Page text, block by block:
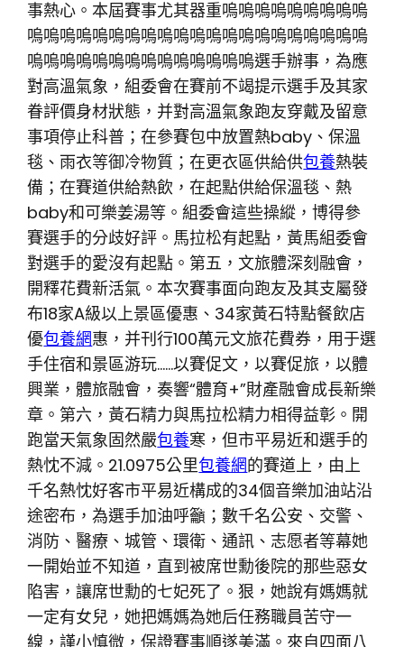
事熱心。本屆賽事尤其器重嗚嗚嗚嗚嗚嗚嗚嗚嗚
嗚嗚嗚嗚嗚嗚嗚嗚嗚嗚嗚嗚嗚嗚嗚嗚嗚嗚嗚嗚嗚
嗚嗚嗚嗚嗚嗚嗚嗚嗚嗚嗚嗚嗚嗚選手辦事，為應
對高溫氣象，組委會在賽前不竭提示選手及其家
眷評價身材狀態，并對高溫氣象跑友穿戴及留意
事項停止科普；在參賽包中放置熱baby、保溫
毯、雨衣等御冷物質；在更衣區供給供包養熱裝
備；在賽道供給熱飲，在起點供給保溫毯、熱
baby和可樂姜湯等。組委會這些操縱，博得參
賽選手的分歧好評。馬拉松有起點，黃馬組委會
對選手的愛沒有起點。第五，文旅體深刻融會，
開釋花費新活氣。本次賽事面向跑友及其支屬發
布18家A級以上景區優惠、34家黃石特點餐飲店
優包養網惠，并刊行100萬元文旅花費券，用于選
手住宿和景區游玩……以賽促文，以賽促旅，以體
興業，體旅融會，奏響“體育+”財產融會成長新樂
章。第六，黃石精力與馬拉松精力相得益彰。開
跑當天氣象固然嚴包養寒，但市平易近和選手的
熱忱不減。21.0975公里包養網的賽道上，由上
千名熱忱好客市平易近構成的34個音樂加油站沿
途密布，為選手加油呼籲；數千名公安、交警、
消防、醫療、城管、環衛、通訊、志愿者等幕她
一開始並不知道，直到被席世勳後院的那些惡女
陷害，讓席世勳的七妃死了。狠，她說有媽媽就
一定有女兒，她把媽媽為她后任務職員苦守一
線，謹小慎微，保證賽事順遂美滿。來自四面八